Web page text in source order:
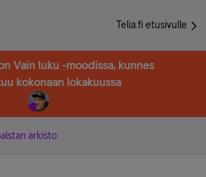
Telia.fi etusivulle
Vain luku -moodissa, kunnes
kokonaan lokakuussa
arkisto